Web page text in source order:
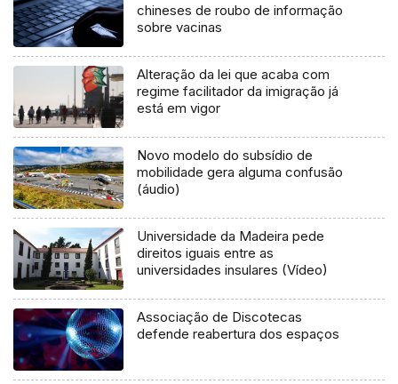
chineses de roubo de informação
sobre vacinas
Alteração da lei que acaba com
regime facilitador da imigração já
está em vigor
Novo modelo do subsídio de
mobilidade gera alguma confusão
(áudio)
Universidade da Madeira pede
direitos iguais entre as
universidades insulares (Vídeo)
Associação de Discotecas
defende reabertura dos espaços